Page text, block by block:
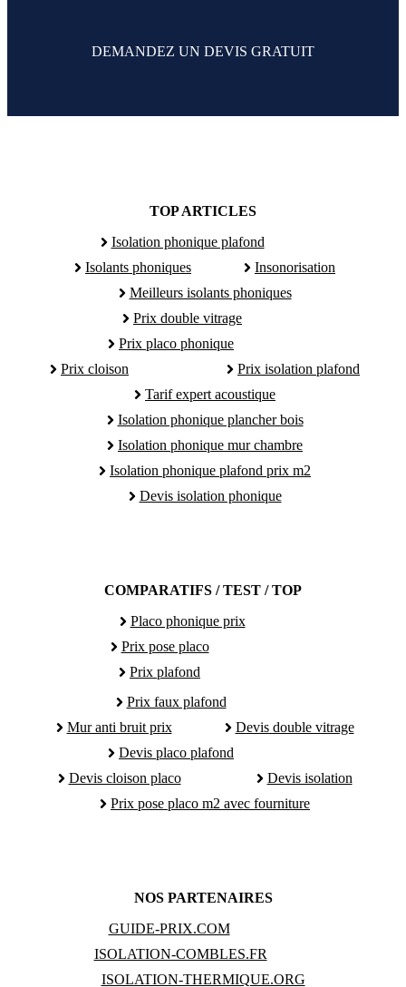
DEMANDEZ UN DEVIS GRATUIT
TOP ARTICLES
Isolation phonique plafond
Isolants phoniques
Insonorisation
Meilleurs isolants phoniques
Prix double vitrage
Prix placo phonique
Prix cloison
Prix isolation plafond
Tarif expert acoustique
Isolation phonique plancher bois
Isolation phonique mur chambre
Isolation phonique plafond prix m2
Devis isolation phonique
COMPARATIFS / TEST / TOP
Placo phonique prix
Prix pose placo
Prix plafond
Prix faux plafond
Mur anti bruit prix
Devis double vitrage
Devis placo plafond
Devis cloison placo
Devis isolation
Prix pose placo m2 avec fourniture
NOS PARTENAIRES
GUIDE-PRIX.COM
ISOLATION-COMBLES.FR
ISOLATION-THERMIQUE.ORG